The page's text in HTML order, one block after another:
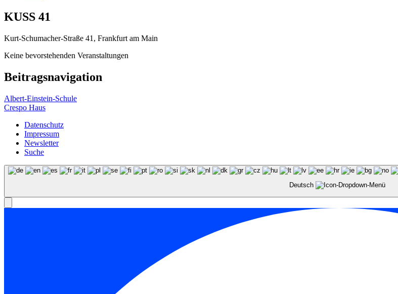
KUSS 41
Kurt-Schumacher-Straße 41, Frankfurt am Main
Keine bevorstehenden Veranstaltungen
Beitragsnavigation
Albert-Einstein-Schule
Crespo Haus
Datenschutz
Impressum
Newsletter
Suche
Deutsch